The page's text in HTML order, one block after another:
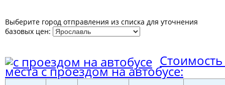
Выберите город отправления из списка для уточнения
базовых цен:
места с проездом на автобусе: